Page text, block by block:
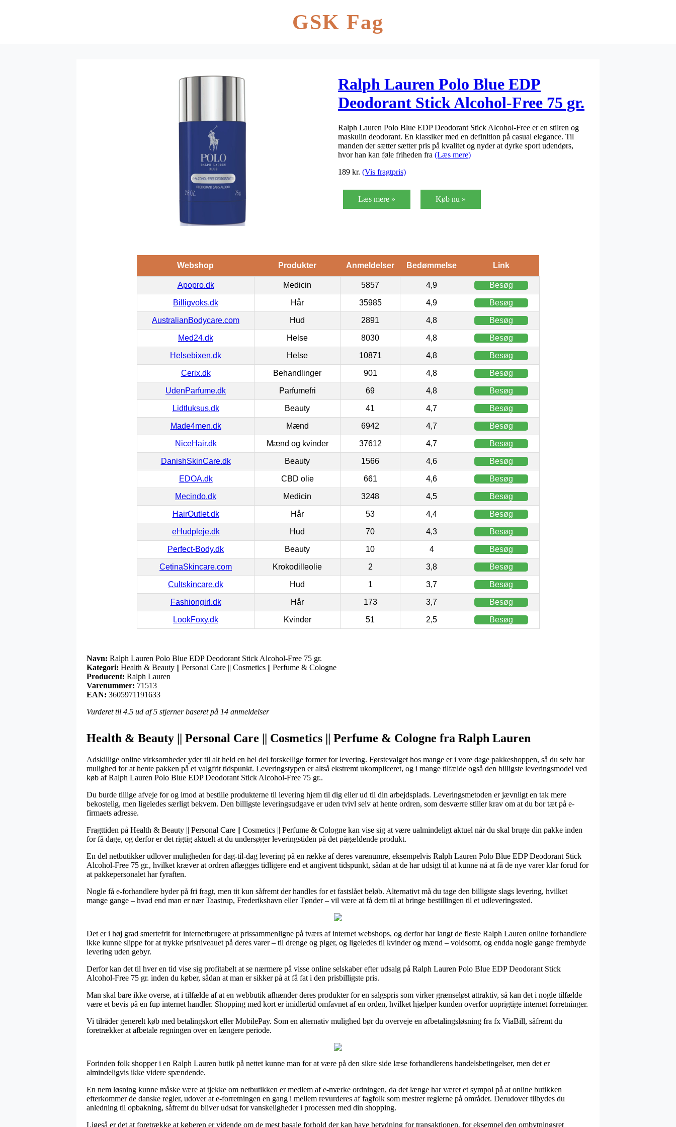
GSK Fag
Ralph Lauren Polo Blue EDP
Deodorant Stick Alcohol-Free 75 gr.
Ralph Lauren Polo Blue EDP Deodorant Stick Alcohol-Free er en stilren og
maskulin deodorant. En klassiker med en definition på casual elegance. Til
manden der sætter sætter pris på kvalitet og nyder at dyrke sport udendørs,
hvor han kan føle friheden fra (Læs mere)
189 kr. (Vis fragtpris)
Læs mere » Køb nu »
Webshop Produkter Anmeldelser Bedømmelse Link
Apopro.dk Medicin 5857 4,9 Besøg
Billigvoks.dk Hår 35985 4,9 Besøg
AustralianBodycare.com Hud 2891 4,8 Besøg
Med24.dk Helse 8030 4,8 Besøg
Helsebixen.dk Helse 10871 4,8 Besøg
Cerix.dk Behandlinger 901 4,8 Besøg
UdenParfume.dk Parfumefri 69 4,8 Besøg
Lidtluksus.dk Beauty 41 4,7 Besøg
Made4men.dk Mænd 6942 4,7 Besøg
NiceHair.dk Mænd og kvinder 37612 4,7 Besøg
DanishSkinCare.dk Beauty 1566 4,6 Besøg
EDOA.dk CBD olie 661 4,6 Besøg
Mecindo.dk Medicin 3248 4,5 Besøg
HairOutlet.dk Hår 53 4,4 Besøg
eHudpleje.dk Hud 70 4,3 Besøg
Perfect-Body.dk Beauty 10 4 Besøg
CetinaSkincare.com Krokodilleolie 2 3,8 Besøg
Cultskincare.dk Hud 1 3,7 Besøg
Fashiongirl.dk Hår 173 3,7 Besøg
LookFoxy.dk Kvinder 51 2,5 Besøg
Navn: Ralph Lauren Polo Blue EDP Deodorant Stick Alcohol-Free 75 gr.
Kategori: Health & Beauty || Personal Care || Cosmetics || Perfume & Cologne
Producent: Ralph Lauren
Varenummer: 71513
EAN: 3605971191633
Vurderet til 4.5 ud af 5 stjerner baseret på 14 anmeldelser
Health & Beauty || Personal Care || Cosmetics || Perfume & Cologne fra Ralph Lauren
Adskillige online virksomheder yder til alt held en hel del forskellige former for levering. Førstevalget hos mange er i vore dage pakkeshoppen, så du selv har
mulighed for at hente pakken på et valgfrit tidspunkt. Leveringstypen er altså ekstremt ukompliceret, og i mange tilfælde også den billigste leveringsmodel ved
køb af Ralph Lauren Polo Blue EDP Deodorant Stick Alcohol-Free 75 gr..
Du burde tillige afveje for og imod at bestille produkterne til levering hjem til dig eller ud til din arbejdsplads. Leveringsmetoden er jævnligt en tak mere
bekostelig, men ligeledes særligt bekvem. Den billigste leveringsudgave er uden tvivl selv at hente ordren, som desværre stiller krav om at du bor tæt på e-
firmaets adresse.
Fragttiden på Health & Beauty || Personal Care || Cosmetics || Perfume & Cologne kan vise sig at være ualmindeligt aktuel når du skal bruge din pakke inden
for få dage, og derfor er det rigtig aktuelt at du undersøger leveringstiden på det pågældende produkt.
En del netbutikker udlover muligheden for dag-til-dag levering på en række af deres varenumre, eksempelvis Ralph Lauren Polo Blue EDP Deodorant Stick
Alcohol-Free 75 gr., hvilket kræver at ordren aflægges tidligere end et angivent tidspunkt, sådan at de har udsigt til at kunne nå at få de nye varer klar forud for
at pakkepersonalet har fyraften.
Nogle få e-forhandlere byder på fri fragt, men tit kun såfremt der handles for et fastslået beløb. Alternativt må du tage den billigste slags levering, hvilket
mange gange – hvad end man er nær Taastrup, Frederikshavn eller Tønder – vil være at få dem til at bringe bestillingen til et udleveringssted.
Det er i høj grad smertefrit for internetbrugere at prissammenligne på tværs af internet webshops, og derfor har langt de fleste Ralph Lauren online forhandlere
ikke kunne slippe for at trykke prisniveauet på deres varer – til drenge og piger, og ligeledes til kvinder og mænd – voldsomt, og endda nogle gange frembyde
levering uden gebyr.
Derfor kan det til hver en tid vise sig profitabelt at se nærmere på visse online selskaber efter udsalg på Ralph Lauren Polo Blue EDP Deodorant Stick
Alcohol-Free 75 gr. inden du køber, sådan at man er sikker på at få fat i den prisbilligste pris.
Man skal bare ikke overse, at i tilfælde af at en webbutik afhænder deres produkter for en salgspris som virker grænseløst attraktiv, så kan det i nogle tilfælde
være et bevis på en fup internet handler. Shopping med kort er imidlertid omfavnet af en orden, hvilket hjælper kunden overfor uoprigtige internet forretninger.
Vi tilråder generelt køb med betalingskort eller MobilePay. Som en alternativ mulighed bør du overveje en afbetalingsløsning fra fx ViaBill, såfremt du
foretrækker at afbetale regningen over en længere periode.
Forinden folk shopper i en Ralph Lauren butik på nettet kunne man for at være på den sikre side læse forhandlerens handelsbetingelser, men det er
almindeligvis ikke videre spændende.
En nem løsning kunne måske være at tjekke om netbutikken er medlem af e-mærke ordningen, da det længe har været et sympol på at online butikken
efterkommer de danske regler, udover at e-forretningen en gang i mellem revurderes af fagfolk som mestrer reglerne på området. Derudover tilbydes du
anledning til opbakning, såfremt du bliver udsat for vanskeligheder i processen med din shopping.
Ligeså er det at foretrække at køberen er vidende om de mest basale forhold der kan have betydning for transaktionen, for eksempel den ombytningsret